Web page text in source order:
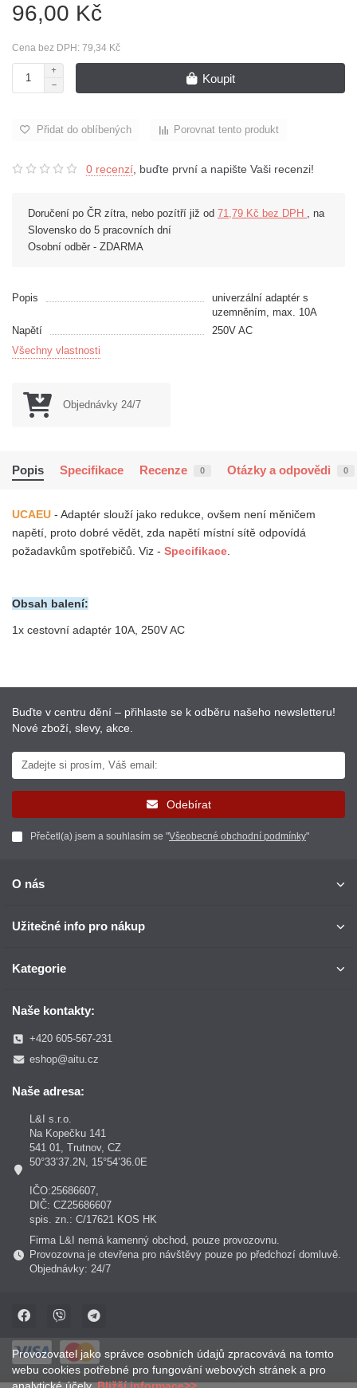
96,00 Kč
Cena bez DPH: 79,34 Kč
Koupit
Přidat do oblíbených Porovnat tento produkt
0 recenzí, buďte první a napište Vaši recenzi!
Doručení po ČR zítra, nebo pozítří již od 71,79 Kč bez DPH , na
Slovensko do 5 pracovních dní
Osobní odběr - ZDARMA
Popis
univerzální adaptér s
uzemněním, max. 10A
Napětí
250V AC
Všechny vlastnosti
Objednávky 24/7
Popis Specifikace Recenze 0 Otázky a odpovědi 0
UCAEU - Adaptér slouží jako redukce, ovšem není měničem
napětí, proto dobré vědět, zda napětí místní sítě odpovídá
požadavkům spotřebičů. Viz - Specifikace.
Obsah balení:
1x cestovní adaptér 10A, 250V AC
Provozovatel jako správce osobních údajů zpracovává na tomto
webu cookies potřebné pro fungování webových stránek a pro
Buďte v centru dění – přihlaste se k odběru našeho newsletteru!
Nové zboží, slevy, akce.
Odebírat
Přečetl(a) jsem a souhlasím se "Všeobecné obchodní podmínky"
O nás
Užitečné info pro nákup
Kategorie
Naše kontakty:
+420 605-567-231
eshop@aitu.cz
Naše adresa:
L&I s.r.o.
Na Kopečku 141
541 01, Trutnov, CZ
50°33’37.2N, 15°54’36.0E
IČO:25686607,
DIČ: CZ25686607
spis. zn.: C/17621 KOS HK
Firma L&I nemá kamenný obchod, pouze provozovnu.
Provozovna je otevřena pro návštěvy pouze po předchozí domluvě.
Objednávky: 24/7